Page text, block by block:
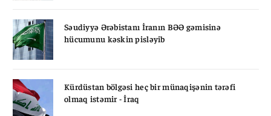
Səudiyyə Ərəbistanı İranın BƏƏ gəmisinə
hücumunu kəskin pisləyib
Kürdüstan bölgəsi heç bir münaqişənin tərəfi
olmaq istəmir - İraq